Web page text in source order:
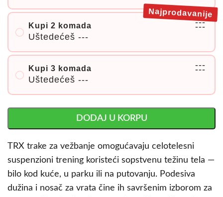
Kupi 2 komada
Uštedećeš ---
---
---
Najprodavanije
Kupi 3 komada
Uštedećeš ---
---
---
DODAJ U KORPU
TRX trake za vežbanje omogućavaju celotelesni
suspenzionі trening koristeći sopstvenu težinu tela —
bilo kod kuće, u parku ili na putovanju. Podesiva
dužina i nosač za vrata čine ih savršenim izborom za